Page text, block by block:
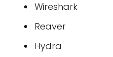
Wireshark
Reaver
Hydra